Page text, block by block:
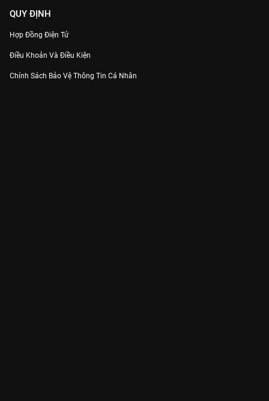
QUY ĐỊNH
Hợp Đồng Điện Tử
Điều Khoản Và Điều Kiện
Chính Sách Bảo Vệ Thông Tin Cá Nhân